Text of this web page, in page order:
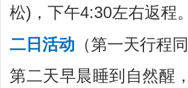
松)，下午4:30左右返程。
二日活动 （第一天行程同
第二天早晨睡到自然醒